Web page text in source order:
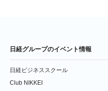
日経グループのイベント情報
日経ビジネススクール
Club NIKKEI